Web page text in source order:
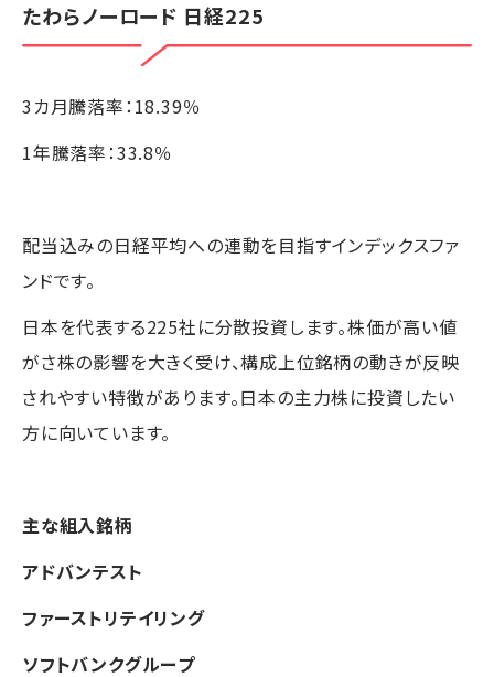
たわらノーロード 日経225
3カ月騰落率：18.39％
1年騰落率：33.8％
配当込みの日経平均への連動を目指すインデックスファ
ンドです。
日本を代表する225社に分散投資します。株価が高い値
がさ株の影響を大きく受け、構成上位銘柄の動きが反映
されやすい特徴があります。日本の主力株に投資したい
方に向いています。
主な組入銘柄
アドバンテスト
ファーストリテイリング
ソフトバンクグループ